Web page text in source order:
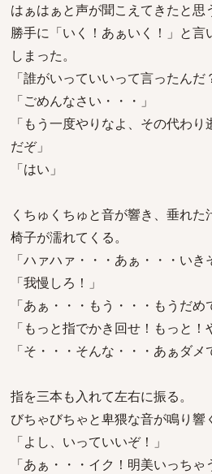
はぁはぁと声が聞こえてきたと思
勝手に「いく！あぁいく！」と言
しまった。
「誰がいっていいって言ったんだ
「ごめんなさい・・・」
「もう一度やりなよ、その代わ
だぞ」
「はい」
くちゅくちゅと音が響き、垂れた
椅子が濡れてくる。
「ハァハァ・・・あぁ・・・いき
「我慢しろ！」
「あぁ・・・もう・・・もうだめ
「もっと指でかき回せ！もっと！
「そ・・・そんな・・・あぁダメ
指を三本も入れて左右に振る。
びちゃびちゃと卑猥な音が鳴り響
「よし、いっていいぞ！」
「あぁ・・・イク！明美いっちゃ